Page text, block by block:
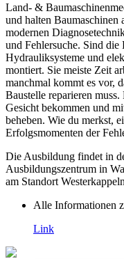
Land- &
und halten Baumaschinen
modernen
und Fehlersuche. Sind
Hydrauliksysteme und
montiert. Sie meiste Zeit
manchmal kommt es vor,
Baustelle reparieren
Gesicht bekommen und
beheben. Wie du merkst,
Erfolgsmomenten der
Die Ausbildung findet in
Ausbildungszentrum in
am Standort
Alle Informationen
Link